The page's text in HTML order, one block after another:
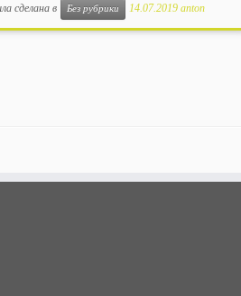
сделана в Без рубрики 14.07.2019 anton